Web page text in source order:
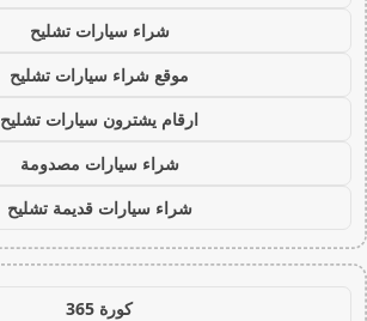
شراء سيارات تشليح
موقع شراء سيارات تشليح
ارقام يشترون سيارات تشليح
شراء سيارات مصدومة
شراء سيارات قديمة تشليح
كورة 365